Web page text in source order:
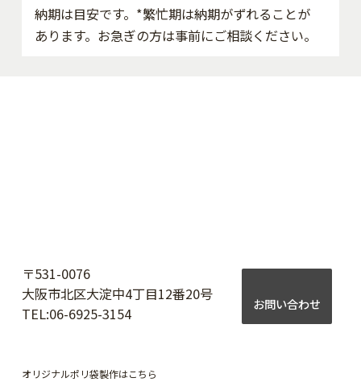
納期は目安です。*繁忙期は納期がずれることが
あります。お急ぎの方は事前にご相談ください。